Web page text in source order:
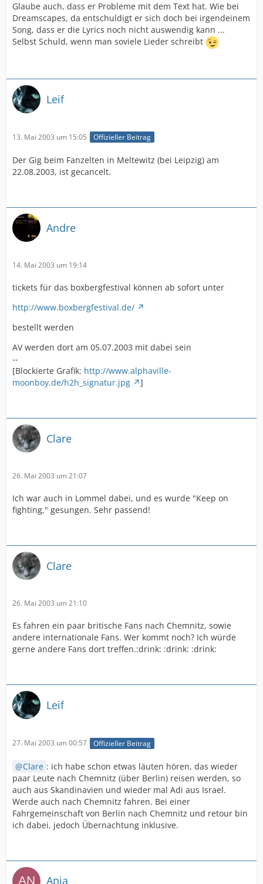
Glaube auch, dass er Probleme mit dem Text hat. Wie bei
Dreamscapes, da entschuldigt er sich doch bei irgendeinem
Song, dass er die Lyrics noch nicht auswendig kann ...
Selbst Schuld, wenn man soviele Lieder schreibt
Leif
13. Mai 2003 um 15:05 Offizieller Beitrag
Der Gig beim Fanzelten in Meltewitz (bei Leipzig) am
22.08.2003, ist gecancelt.
Andre
14. Mai 2003 um 19:14
tickets für das boxbergfestival können ab sofort unter
http://www.boxbergfestival.de/
bestellt werden
AV werden dort am 05.07.2003 mit dabei sein
--
[Blockierte Grafik: http://www.alphaville-
moonboy.de/h2h_signatur.jpg
]
Clare
26. Mai 2003 um 21:07
Ich war auch in Lommel dabei, und es wurde "Keep on
fighting," gesungen. Sehr passend!
Clare
26. Mai 2003 um 21:10
Es fahren ein paar britische Fans nach Chemnitz, sowie
andere internationale Fans. Wer kommt noch? Ich würde
gerne andere Fans dort treffen.:drink: :drink: :drink:
Leif
27. Mai 2003 um 00:57 Offizieller Beitrag
Clare : ich habe schon etwas läuten hören, das wieder
paar Leute nach Chemnitz (über Berlin) reisen werden, so
auch aus Skandinavien und wieder mal Adi aus Israel.
Werde auch nach Chemnitz fahren. Bei einer
Fahrgemeinschaft von Berlin nach Chemnitz und retour bin
ich dabei, jedoch Übernachtung inklusive.
Anja